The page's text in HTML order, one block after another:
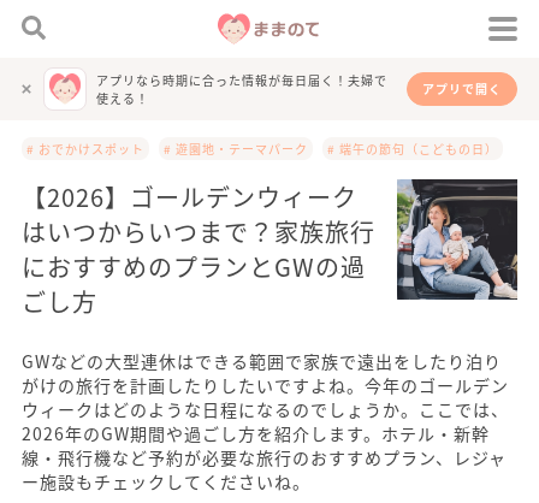
アプリなら時期に合った情報が毎日届く！夫婦で
使える！
アプリで開く
# おでかけスポット # 遊園地・テーマパーク # 端午の節句（こどもの日）
【2026】ゴールデンウィーク
はいつからいつまで？家族旅行
におすすめのプランとGWの過
ごし方
GWなどの大型連休はできる範囲で家族で遠出をしたり泊り
がけの旅行を計画したりしたいですよね。今年のゴールデン
ウィークはどのような日程になるのでしょうか。ここでは、
2026年のGW期間や過ごし方を紹介します。ホテル・新幹
線・飛行機など予約が必要な旅行のおすすめプラン、レジャ
ー施設もチェックしてくださいね。